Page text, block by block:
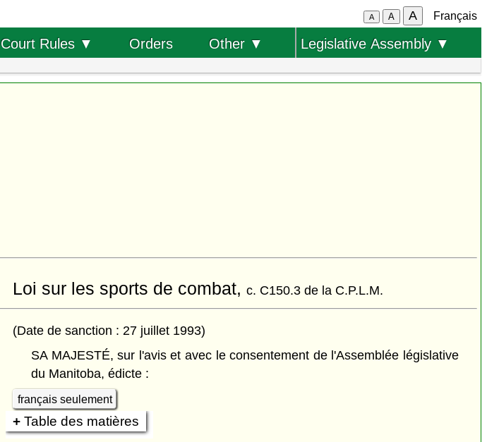
A A A Français
Court Rules ▼ Orders Other ▼ Legislative Assembly ▼
Loi sur les sports de combat, c. C150.3 de la C.P.L.M.
(Date de sanction : 27 juillet 1993)
SA MAJESTÉ, sur l'avis et avec le consentement de l'Assemblée législative
du Manitoba, édicte :
français seulement
Table des matières